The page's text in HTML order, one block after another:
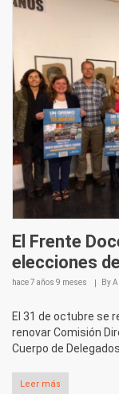
El Frente
elecciones
hace7 años 9 meses By
El 31 de octubre se
renovar Comisión
Cuerpo de Delegados.
Leer más